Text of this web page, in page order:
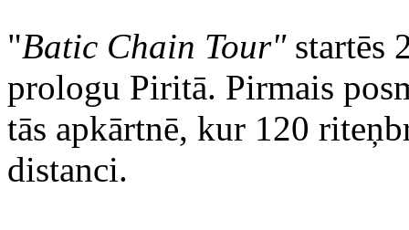
"Batic Chain Tour"startēs
prologu Piritā. Pirmais
tās apkārtnē, kur 120
distanci.